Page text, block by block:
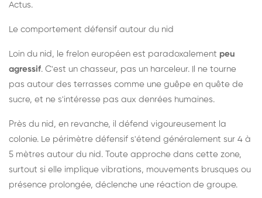
Actus.
Le comportement défensif autour du nid
Loin du nid, le frelon européen est paradoxalement peu
agressif. C'est un chasseur, pas un harceleur. Il ne tourne
pas autour des terrasses comme une guêpe en quête de
sucre, et ne s'intéresse pas aux denrées humaines.
Près du nid, en revanche, il défend vigoureusement la
colonie. Le périmètre défensif s'étend généralement sur 4 à
5 mètres autour du nid. Toute approche dans cette zone,
surtout si elle implique vibrations, mouvements brusques ou
présence prolongée, déclenche une réaction de groupe.